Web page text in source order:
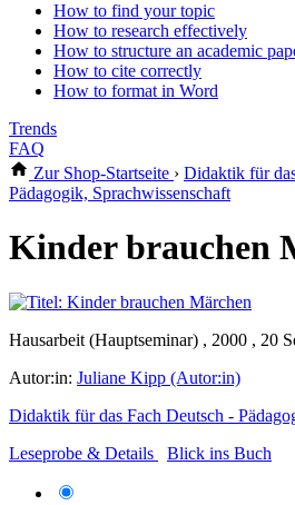
How to find your topic
How to research effectively
How to structure an academic
How to cite correctly
How to format in Word
Trends
FAQ
Zur Shop-Startseite › Didaktik für
Pädagogik, Sprachwissenschaft
Kinder brauchen
Hausarbeit (Hauptseminar) , 2000 , 20
Autor:in: Juliane Kipp (Autor:in)
Didaktik für das Fach Deutsch -
Leseprobe & Details
Blick ins Buch